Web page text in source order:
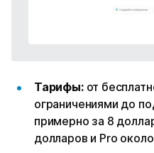
Тарифы: от
ограничениями до
примерно за 8
долларов и Pro